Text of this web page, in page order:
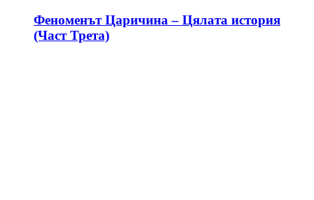
Феноменът Царичина – Цялата история
(Част Трета)